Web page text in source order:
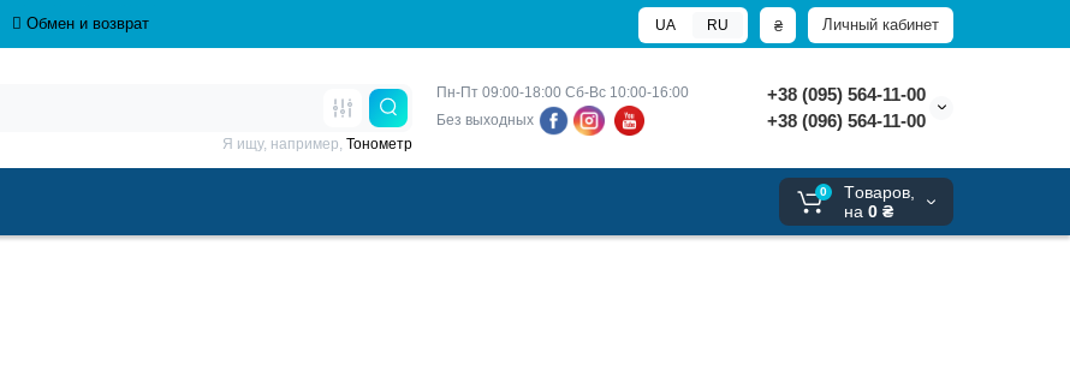
Обмен и возврат Личный кабинет
₴
UA RU
Пн-Пт 09:00-18:00 Сб-Вс 10:00-16:00
Без выходных
+38 (095) 564-11-00
+38 (096) 564-11-00
Я ищу, например, Тонометр
0
Tоваров,
на 0 ₴